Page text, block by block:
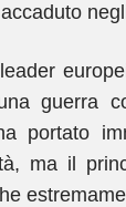
guerra
portato
ma il